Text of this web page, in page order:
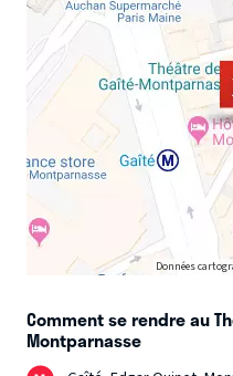
Données
Comment se rendre au
Montparnasse